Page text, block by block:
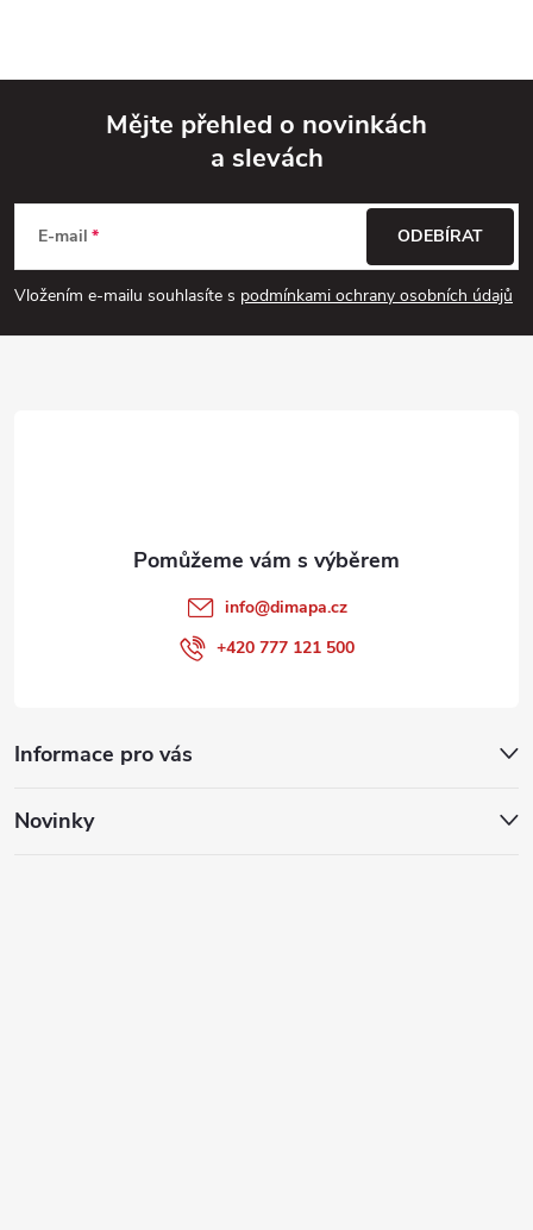
p
a
Mějte přehled o novinkách
a slevách
E-mail
Vložením e-mailu souhlasíte s podmínkami ochrany osobních údajů
ODEBÍRAT
Informace pro vás
Novinky
info@dimapa.cz
+420 777 121 500